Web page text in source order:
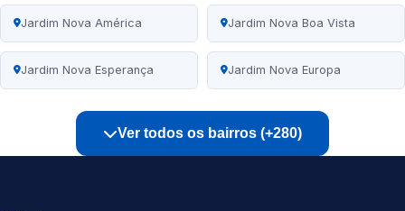
Jardim Nova América Jardim Nova Boa Vista
Jardim Nova Esperança Jardim Nova Europa
Ver todos os bairros (+280)